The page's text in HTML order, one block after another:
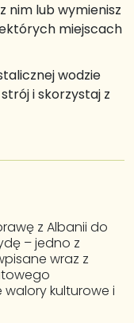
nim lub wymienisz
miejscach
wodzie
i skorzystaj z
z Albanii do
– jedno z
wraz z
walory kulturowe i